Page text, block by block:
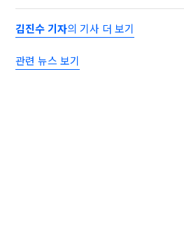
김진수 기자의 기사 더 보기
관련 뉴스 보기